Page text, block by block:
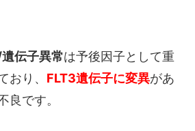
伝子異常は予後因子として重
おり、 FLT3遺伝子に変異があ
良です。